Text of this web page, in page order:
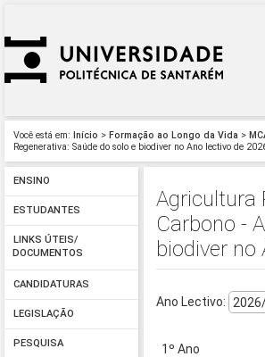
Você está em: Início > Formação ao Longo da Vida >
Regenerativa: Saúde do solo e biodiver no Ano lectivo de
ENSINO
ESTUDANTES
LINKS ÚTEIS/
DOCUMENTOS
CANDIDATURAS
LEGISLAÇÃO
PESQUISA
Agricultura
Carbono -
biodiver no
Ano Lectivo:
1º Ano